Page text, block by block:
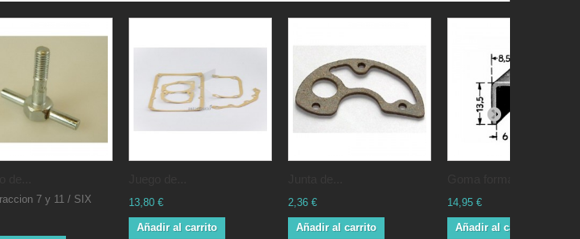
7 y 11 / SIX
13,80 €
Añadir al carrito
2,36 €
Añadir al carrito
14,95 €
Añadir al carrito